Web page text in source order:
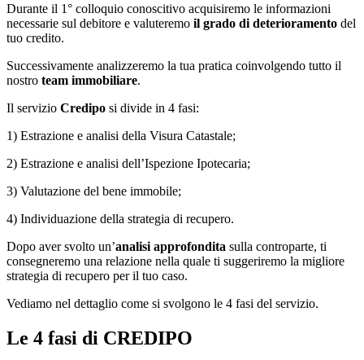
Durante il 1° colloquio conoscitivo acquisiremo le informazioni
necessarie sul debitore e valuteremo il grado di deterioramento del
tuo credito.
Successivamente analizzeremo la tua pratica coinvolgendo tutto il
nostro team immobiliare.
Il servizio Credipo si divide in 4 fasi:
1) Estrazione e analisi della Visura Catastale;
2) Estrazione e analisi dell’Ispezione Ipotecaria;
3) Valutazione del bene immobile;
4) Individuazione della strategia di recupero.
Dopo aver svolto un’analisi approfondita sulla controparte, ti
consegneremo una relazione nella quale ti suggeriremo la migliore
strategia di recupero per il tuo caso.
Vediamo nel dettaglio come si svolgono le 4 fasi del servizio.
Le 4 fasi di CREDIPO